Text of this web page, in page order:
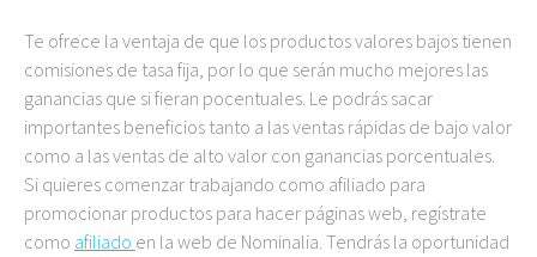
Te ofrece la ventaja de que los productos valores bajos tienen
comisiones de tasa fija, por lo que serán mucho mejores las
ganancias que si fieran pocentuales. Le podrás sacar
importantes beneficios tanto a las ventas rápidas de bajo valor
como a las ventas de alto valor con ganancias porcentuales.
Si quieres comenzar trabajando como afiliado para
promocionar productos para hacer páginas web, regístrate
como afiliado en la web de Nominalia. Tendrás la oportunidad